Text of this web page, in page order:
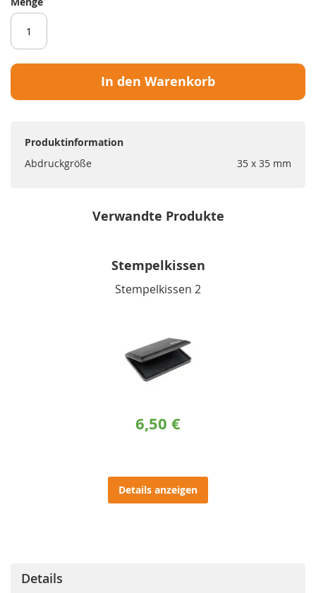
In den Warenkorb
Produktinformation
Abdruckgröße
35 x 35 mm
Verwandte Produkte
Stempelkissen
Stempelkissen 2
6,50 €
Details anzeigen
Details